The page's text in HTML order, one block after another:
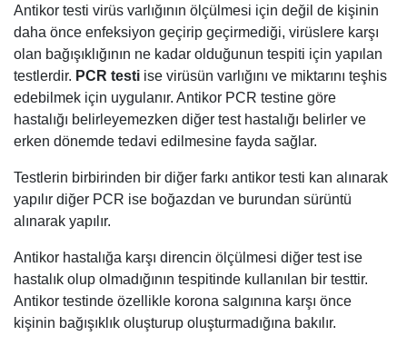
Antikor testi virüs varlığının ölçülmesi için değil de kişinin
daha önce enfeksiyon geçirip geçirmediği, virüslere karşı
olan bağışıklığının ne kadar olduğunun tespiti için yapılan
testlerdir. PCR testi ise virüsün varlığını ve miktarını teşhis
edebilmek için uygulanır. Antikor PCR testine göre
hastalığı belirleyemezken diğer test hastalığı belirler ve
erken dönemde tedavi edilmesine fayda sağlar.
Testlerin birbirinden bir diğer farkı antikor testi kan alınarak
yapılır diğer PCR ise boğazdan ve burundan sürüntü
alınarak yapılır.
Antikor hastalığa karşı direncin ölçülmesi diğer test ise
hastalık olup olmadığının tespitinde kullanılan bir testtir.
Antikor testinde özellikle korona salgınına karşı önce
kişinin bağışıklık oluşturup oluşturmadığına bakılır.